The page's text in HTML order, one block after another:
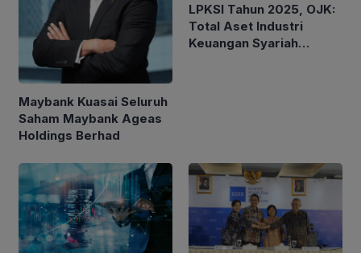
Maybank Kuasai Seluruh
Saham Maybank Ageas
Holdings Berhad
LPKSI Tahun 2025, OJK:
Total Aset Industri
Keuangan Syariah